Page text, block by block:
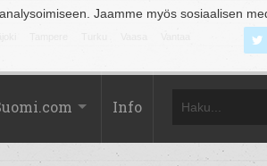
Jaamme myös sosiaalisen
Info